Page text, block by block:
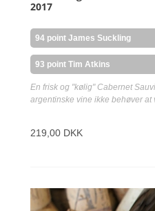
2017
94 point James Suckling
93 point Tim Atkins
En frisk og "kølig" Cabernet
argentinske vine ikke behøver
219,00 DKK